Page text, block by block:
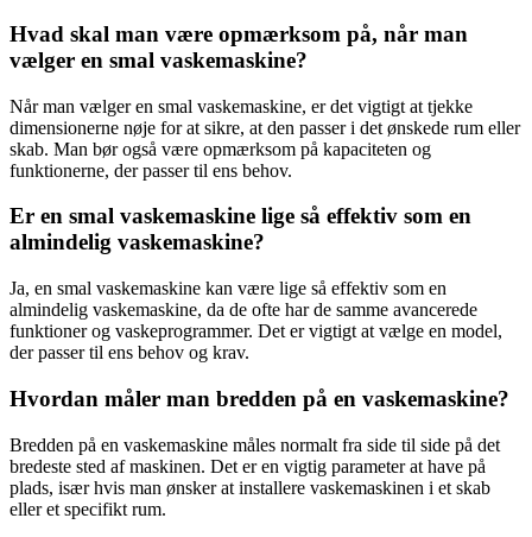
Hvad skal man være opmærksom på, når man
vælger en smal vaskemaskine?
Når man vælger en smal vaskemaskine, er det vigtigt at tjekke
dimensionerne nøje for at sikre, at den passer i det ønskede rum eller
skab. Man bør også være opmærksom på kapaciteten og
funktionerne, der passer til ens behov.
Er en smal vaskemaskine lige så effektiv som en
almindelig vaskemaskine?
Ja, en smal vaskemaskine kan være lige så effektiv som en
almindelig vaskemaskine, da de ofte har de samme avancerede
funktioner og vaskeprogrammer. Det er vigtigt at vælge en model,
der passer til ens behov og krav.
Hvordan måler man bredden på en vaskemaskine?
Bredden på en vaskemaskine måles normalt fra side til side på det
bredeste sted af maskinen. Det er en vigtig parameter at have på
plads, især hvis man ønsker at installere vaskemaskinen i et skab
eller et specifikt rum.